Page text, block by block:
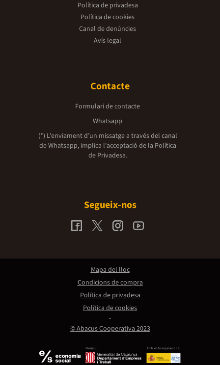
Política de privadesa
Política de cookies
Canal de denúncies
Avís legal
Contacte
Formulari de contacte
Whatsapp
(*) L'enviament d’un missatge a través del canal
de Whatsapp, implica l'acceptació de la Política
de Privadesa.
Segueix-nos
Promou: Amb el finançament de:
© Abacus Cooperativa 2023
Mapa del lloc
Condicions de compra
Política de privadesa
Política de cookies